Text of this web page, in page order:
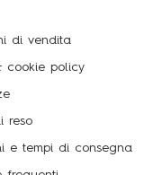
di vendita
cookie policy
reso
e tempi di consegna